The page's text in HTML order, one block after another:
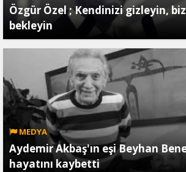
Özgür Özel ; Kendinizi gizleyin,
bekleyin
MEDYA
Aydemir Akbaş'ın eşi Beyhan
hayatını kaybetti